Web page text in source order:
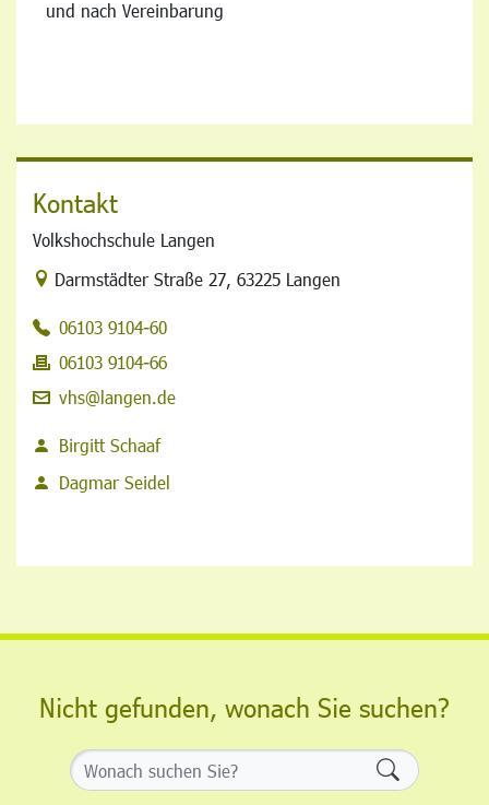
und nach Vereinbarung
Kontakt
Volkshochschule Langen
Link zur Google-Maps Navigation
Darmstädter Straße 27 63225 Langen
06103 9104-60
06103 9104-66
vhs@langen.de
Birgitt Schaaf
Dagmar Seidel
Nicht gefunden, wonach Sie suchen?